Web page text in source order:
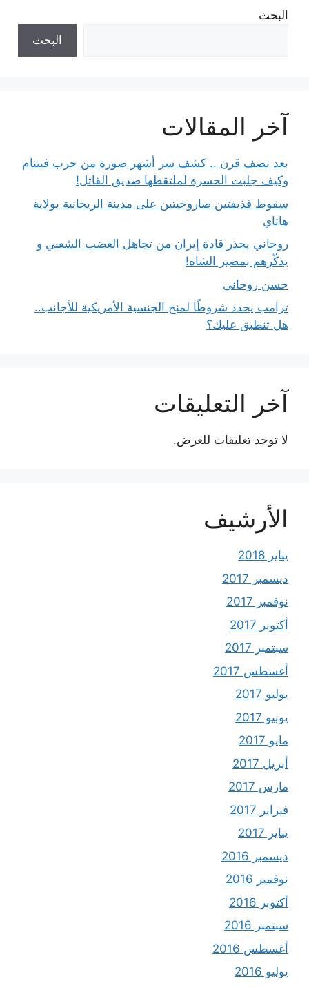
البحث
البحث
آخر المقالات
بعد نصف قرن .. كشف سر أشهر صورة من حرب فيتنام
وكيف جلبت الحسرة لملتقطها صديق القاتل!
سقوط قذيفتين صاروخيتين على مدينة الريحانية بولاية
هاتاي
روحاني يحذر قادة إيران من تجاهل الغضب الشعبي و
يذكّرهم بمصير الشاه!
حسن روحاني
ترامب يحدد شروطًا لمنح الجنسية الأمريكية للأجانب..
هل تنطبق عليك؟
آخر التعليقات
لا توجد تعليقات للعرض.
الأرشيف
يناير 2018
ديسمبر 2017
نوفمبر 2017
أكتوبر 2017
سبتمبر 2017
أغسطس 2017
يوليو 2017
يونيو 2017
مايو 2017
أبريل 2017
مارس 2017
فبراير 2017
يناير 2017
ديسمبر 2016
نوفمبر 2016
أكتوبر 2016
سبتمبر 2016
أغسطس 2016
يوليو 2016